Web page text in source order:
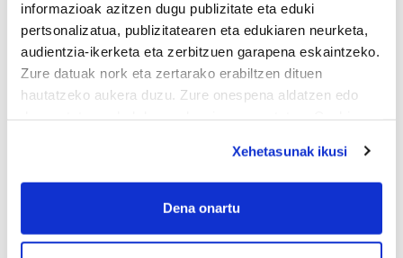
informazioak azitzen dugu publizitate eta eduki
pertsonalizatua, publizitatearen eta edukiaren neurketa,
audientzia-ikerketa eta zerbitzuen garapena eskaintzeko.
Zure datuak nork eta zertarako erabiltzen dituen
hautatzeko aukera duzu. Zure onespena aldatzen edo
If you allow, we would also like to:
Collect information about your geographical
meters
Xehetasunak ikusi
Dena onartu